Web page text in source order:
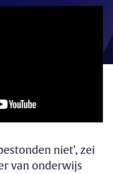
niet’, zei
van onderwijs